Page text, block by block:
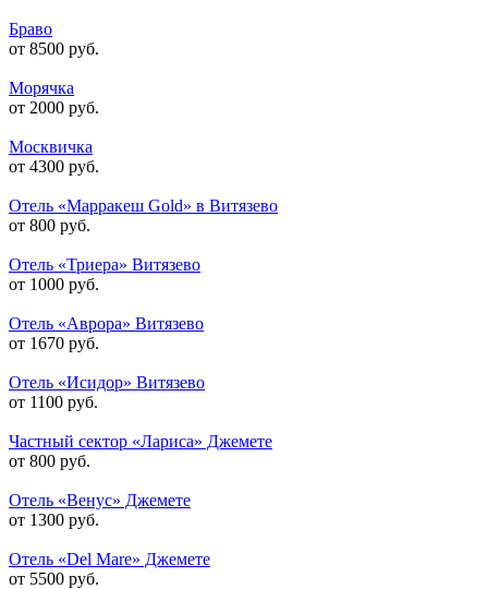
Браво
от 8500 руб.
Морячка
от 2000 руб.
Москвичка
от 4300 руб.
Отель «Марракеш Gold» в Витязево
от 800 руб.
Отель «Триера» Витязево
от 1000 руб.
Отель «Аврора» Витязево
от 1670 руб.
Отель «Исидор» Витязево
от 1100 руб.
Частный сектор «Лариса» Джемете
от 800 руб.
Отель «Венус» Джемете
от 1300 руб.
Отель «Del Mare» Джемете
от 5500 руб.